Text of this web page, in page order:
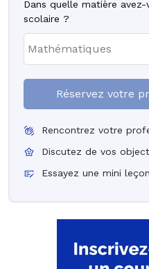
Dans quelle matière
scolaire ?
Réservez votre
Rencontrez votre
Discutez de vos
Essayez une mini leçon